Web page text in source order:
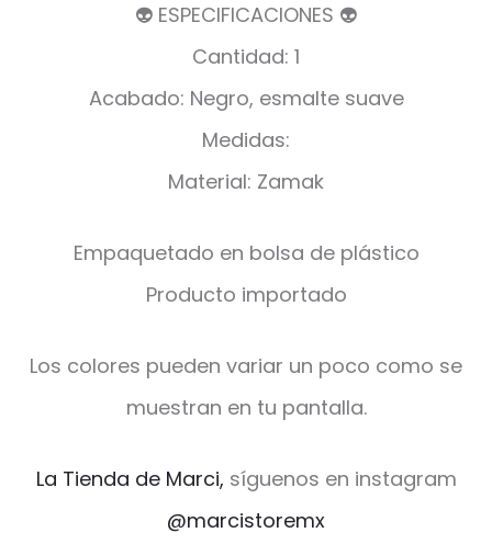
👽 ESPECIFICACIONES 👽
Cantidad: 1
Acabado: Negro, esmalte suave
Medidas:
Material: Zamak
Empaquetado en bolsa de plástico
Producto importado
Los colores pueden variar un poco como se
muestran en tu pantalla.
La Tienda de Marci, síguenos en instagram
@marcistoremx